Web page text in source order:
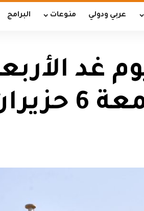
عربي ودولي منوعات البرامج
غد